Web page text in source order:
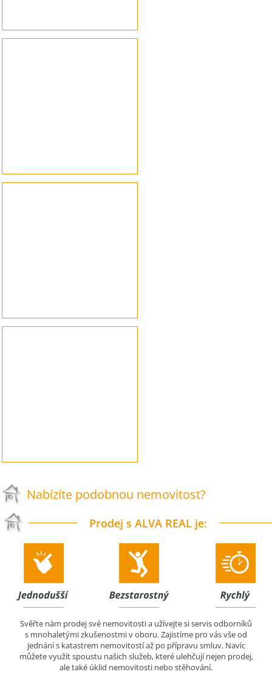
Nabízíte podobnou nemovitost?
Prodej s ALVA REAL je:
Svěřte nám prodej své nemovitosti a užívejte si servis odborníků
s mnohaletými zkušenostmi v oboru. Zajistíme pro vás vše od
jednání s katastrem nemovitostí až po přípravu smluv. Navíc
můžete využít spoustu našich služeb, které ulehčují nejen prodej,
ale také úklid nemovitosti nebo stěhování.